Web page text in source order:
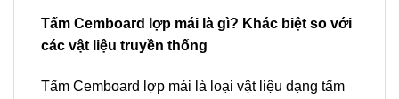
Tấm Cemboard lợp mái là gì? Khác biệt so với
các vật liệu truyền thống
Tấm Cemboard lợp mái là loại vật liệu dạng tấm